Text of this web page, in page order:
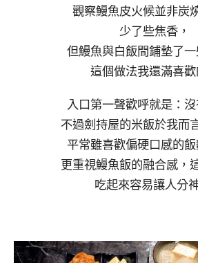
觀察鰻魚皮火候並非炭
少了些焦香，
但鰻魚與白飯間鋪墊了一
這個做法我還滿喜歡
入口第一聲歡呼就是：沒
不過劍持屋的米飯於我而
平常雖喜歡偏硬口感的
更重視鰻魚飯的融合感，
吃起來容易讓人分